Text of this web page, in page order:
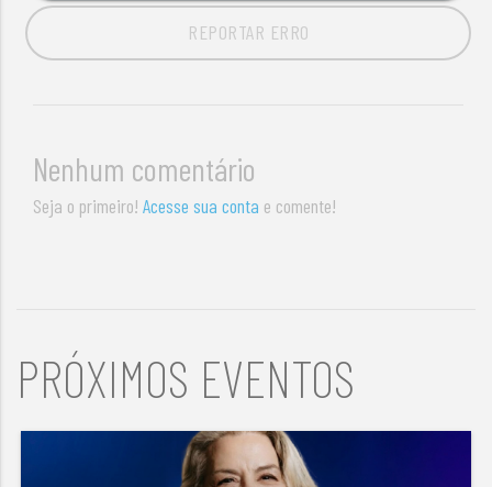
REPORTAR ERRO
Nenhum comentário
Seja o primeiro!Acesse sua conta e comente!
PRÓXIMOS EVENTOS